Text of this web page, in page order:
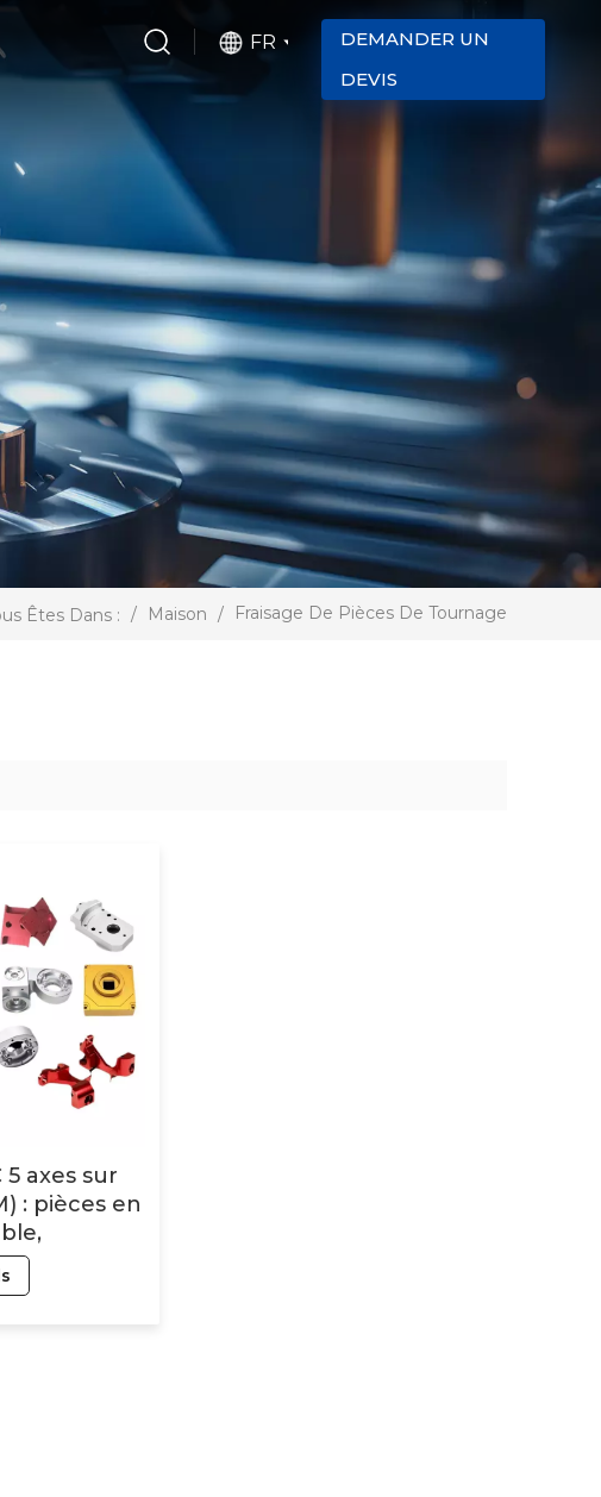
FR
DEMANDER UN
DEVIS
Êtes Dans : / Maison / Fraisage De Pièces De Tournage
5 axes sur
: pièces en